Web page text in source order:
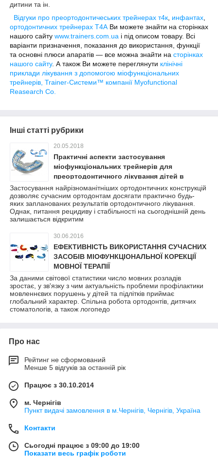
дитини та ін.
Відгуки про преортодонтичеських трейнерах т4к инфантах
ортодонтичних трейнерах Т4А Ви можете знайти на сторінках
нашого сайту www.trainers.com.ua і під описом товару. Всі
варіанти призначення, показання до використання, функції
та основні плюси апаратів ― все можна знайти на сторінках
нашого сайту. А також Ви можете переглянути клінічні
приклади лікування з допомогою міофункціональних
трейнерів, Trainer-Системи™ компанії Myofunctional
Reasearch Co.
Інші статті рубрики
20.05.2018
Практичні аспекти застосування
міофункціональних трейнерів для
преортодонтичного лікування дітей в
змінному прикусі
Застосування найрізноманітніших ортодонтичних конструкцій
дозволяє сучасним ортодонтам досягати практично будь-
яких запланованих результатів ортодонтичного лікування.
Однак, питання рецидиву і стабільності на сьогоднішній день
залишається відкритим
30.06.2016
ЕФЕКТИВНІСТЬ ВИКОРИСТАННЯ СУЧАСНИХ
ЗАСОБІВ МІОФУНКЦІОНАЛЬНОЇ КОРЕКЦІЇ
МОВНОЇ ТЕРАПІЇ
За даними світової статистики число мовних розладів
зростає, у зв'язку з чим актуальність проблеми профілактики
мовленнєвих порушень у дітей та підлітків приймає
глобальний характер. Спільна робота ортодонтів, дитячих
стоматологів, а також логопедо
Про нас
Рейтинг не сформований
Менше 5 відгуків за останній рік
Працює з 30.10.2014
м. Чернігів
Пункт видачі замовлення в м.Чернігів, Чернігів, Україна
Контакти
Сьогодні працює з 09:00 до 19:00
Показати весь графік роботи